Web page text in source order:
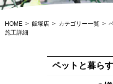
HOME 飯塚店 カテゴリー一覧
施工詳細
ペットと暮ら